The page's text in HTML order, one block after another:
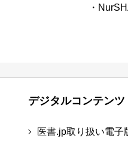
・
デジタルコンテンツ
医書.jp取り扱い電子